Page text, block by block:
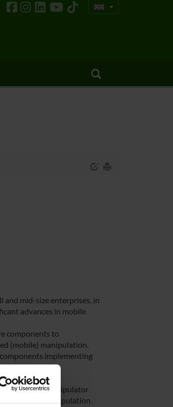
and mid-size enterprises, in
advances in mobile
components to
(mobile) manipulation.
implementing
modules
sensing
the mobile manipulator
and manipulation.